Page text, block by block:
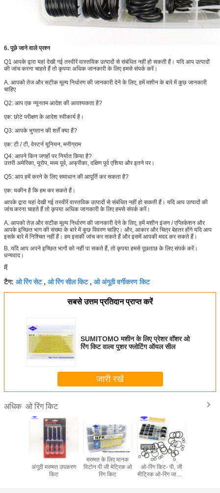
6. पूछे जाने वाले प्रश्न
Q1 आपके द्वारा यहां देखी गई तस्वीरें वास्तविक उत्पादों से संबंधित नहीं हो सकती हैं। यदि आप उत्पादों
की जांच करना चाहते हैं तो कृपया अधिक जानकारी के लिए हमसे संपर्क करें।
A. आपको तेज और सटीक मूल्य निर्धारण की जानकारी देने के लिए, हमें मशीन के बारे में कुछ जानकारी
चाहिए
Q2: आप एक न्यूनतम आदेश की आवश्यकता है?
एक: छोटे परीक्षण के आदेश स्वीकार्य है।
Q3: आपके भुगतान की शर्तें क्या हैं?
एक: टी / टी, वेस्टर्न यूनियन, मनीग्राम
Q4: आपने किन जगहों पर निर्यात किया है?
उत्तरी अमेरिका, यूरोप, मध्य पूर्व, अफ्रीका, दक्षिण पूर्व एशिया और इतने पर।
Q5: आप हमें करने के लिए समाधान की आपूर्ति कर सकता है?
एक: यकीन है कि हम कर सकते हैं।
आपके द्वारा यहां देखी गई तस्वीरें वास्तविक उत्पादों से संबंधित नहीं हो सकती हैं। यदि आप उत्पादों की
जांच करना चाहते हैं तो कृपया अधिक जानकारी के लिए हमसे संपर्क करें।
A. आपको तेज़ और सटीक मूल्य निर्धारण की जानकारी देने के लिए, हमें मशीन इंजन / एप्लिकेशन और
आपके इच्छित भाग की संख्या के बारे में कुछ विवरण चाहिए। और, आकार और चित्र बेहतर होंगे यदि आप
इसके बारे में निश्चित नहीं हैं। हम इसकी जांच कर सकते हैं और इसमें आपकी मदद कर सकते हैं।
B. यदि आप अपने इच्छित भागों को नहीं पा सकते हैं, तो कृपया हमसे पूछताछ के लिए संपर्क करें।
धन्यवाद।
मैं
टैग: ओ रिंग सेट, ओ रिंग सील किट, ओ अंगूठी वर्गीकरण किट
सबसे उत्तम प्रतिदान प्राप्त करें
SUMITOMO मशीन के लिए प्रेशर वॉशर ओ
रिंग किट वाल्व पुशर फ्लोटिंग ऑयल सील
जारी रखें
अधिक ओ रिंग किट
मोटर पंप हटाने की
अंगूठी मरम्मत उपकरण
किट
मरम्मत के लिए मानक
विटोन पी जी मेट्रिक ओ
रिंग किट
397 पीसीएस मीट्रिक
ओ-रिंग किट- पी, जी
मीट्रिक ओ-रिंग जापानी